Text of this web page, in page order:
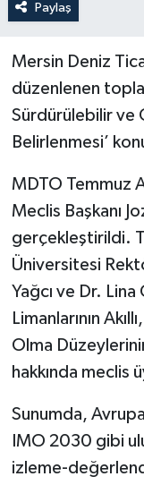
Paylaş
Mersin Deniz
düzenlenen
Sürdürülebilir ve
Belirlenmesi’
MDTO Temmuz
Meclis Başkanı
gerçekleştirildi.
Üniversitesi
Yağcı ve Dr.
Limanlarının
Olma
hakkında meclis
Sunumda,
IMO 2030 gibi
izleme-